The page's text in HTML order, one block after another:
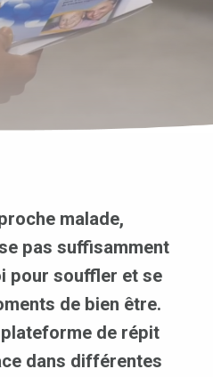
malade,
pas suffisamment
pour souffler et se
de bien être.
de répit
dans différentes